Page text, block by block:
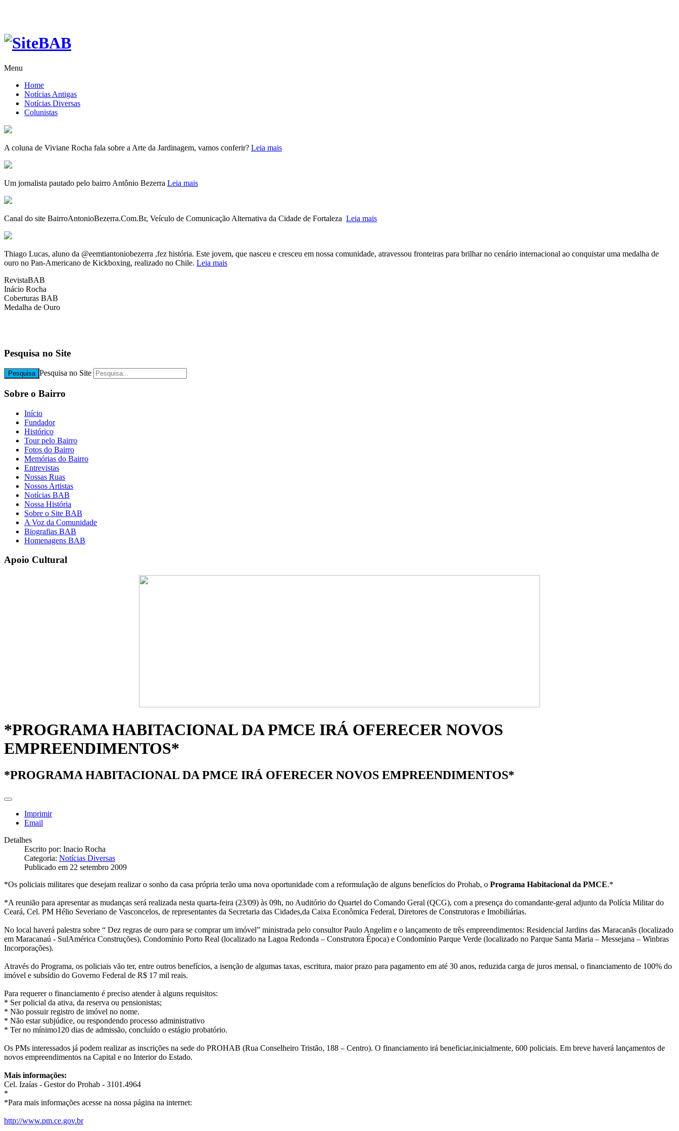
Menu
Home
Notícias Antigas
Notícias Diversas
Colunistas
A coluna de Viviane Rocha fala sobre a Arte da Jardinagem, vamos conferir? Leia mais
Um jornalista pautado pelo bairro Antônio Bezerra Leia mais
Canal do site BairroAntonioBezerra.Com.Br, Veículo de Comunicação Alternativa da Cidade de Fortaleza Leia mais
Thiago Lucas, aluno da @eemtiantoniobezerra ,fez história. Este jovem, que nasceu e cresceu em nossa comunidade, atravessou fronteiras para brilhar no cenário internacional ao conquistar uma medalha de
ouro no Pan-Americano de Kickboxing, realizado no Chile. Leia mais
RevistaBAB
Inácio Rocha
Coberturas BAB
Medalha de Ouro
Pesquisa no Site
Pesquisa Pesquisa no Site
Sobre o Bairro
Início
Fundador
Histórico
Tour pelo Bairro
Fotos do Bairro
Memórias do Bairro
Entrevistas
Nossas Ruas
Nossos Artistas
Notícias BAB
Nossa História
Sobre o Site BAB
A Voz da Comunidade
Biografias BAB
Homenagens BAB
Apoio Cultural
*PROGRAMA HABITACIONAL DA PMCE IRÁ OFERECER NOVOS
EMPREENDIMENTOS*
*PROGRAMA HABITACIONAL DA PMCE IRÁ OFERECER NOVOS EMPREENDIMENTOS*
Imprimir
Email
Detalhes
Escrito por: Inacio Rocha
Categoria: Notícias Diversas
Publicado em 22 setembro 2009
*Os policiais militares que desejam realizar o sonho da casa própria terão uma nova oportunidade com a reformulação de alguns benefícios do Prohab, o Programa Habitacional da PMCE.*
*A reunião para apresentar as mudanças será realizada nesta quarta-feira (23/09) às 09h, no Auditório do Quartel do Comando Geral (QCG), com a presença do comandante-geral adjunto da Polícia Militar do
Ceará, Cel. PM Hélio Severiano de Vasconcelos, de representantes da Secretaria das Cidades,da Caixa Econômica Federal, Diretores de Construtoras e Imobiliárias.
No local haverá palestra sobre “ Dez regras de ouro para se comprar um imóvel” ministrada pelo consultor Paulo Angelim e o lançamento de três empreendimentos: Residencial Jardins das Maracanãs (localizado
em Maracanaú - SulAmérica Construções), Condomínio Porto Real (localizado na Lagoa Redonda – Construtora Época) e Condomínio Parque Verde (localizado no Parque Santa Maria – Messejana – Winbras
Incorporações).
Através do Programa, os policiais vão ter, entre outros benefícios, a isenção de algumas taxas, escritura, maior prazo para pagamento em até 30 anos, reduzida carga de juros mensal, o financiamento de 100% do
imóvel e subsídio do Governo Federal de R$ 17 mil reais.
Para requerer o financiamento é preciso atender à alguns requisitos:
* Ser policial da ativa, da reserva ou pensionistas;
* Não possuir registro de imóvel no nome.
* Não estar subjúdice, ou respondendo processo administrativo
* Ter no mínimo120 dias de admissão, concluído o estágio probatório.
Os PMs interessados já podem realizar as inscrições na sede do PROHAB (Rua Conselheiro Tristão, 188 – Centro). O financiamento irá beneficiar,inicialmente, 600 policiais. Em breve haverá lançamentos de
novos empreendimentos na Capital e no Interior do Estado.
Mais informações:
Cel. Izaías - Gestor do Prohab - 3101.4964
*
*Para mais informações acesse na nossa página na internet:
http://www.pm.ce.gov.br